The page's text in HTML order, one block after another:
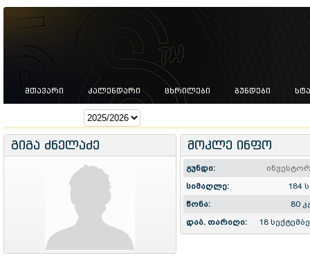
ᲛᲗᲐᲕᲐᲠᲘ ᲙᲐᲚᲔᲜᲓᲐᲠᲘ ᲪᲮᲠᲘᲚᲔᲑᲘ ᲒᲣᲜᲓᲔᲑᲘ
გიგა ძნელაძე მოკლე ინფო
გუნდი:
სიმაღლე:
184
წონა:
80
დაბ. თარიღი:
18